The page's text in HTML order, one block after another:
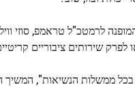
פתוח המופנה לרמטכ"ל
שירותים ציבוריים
ממשלות הנשיאות", המשיך